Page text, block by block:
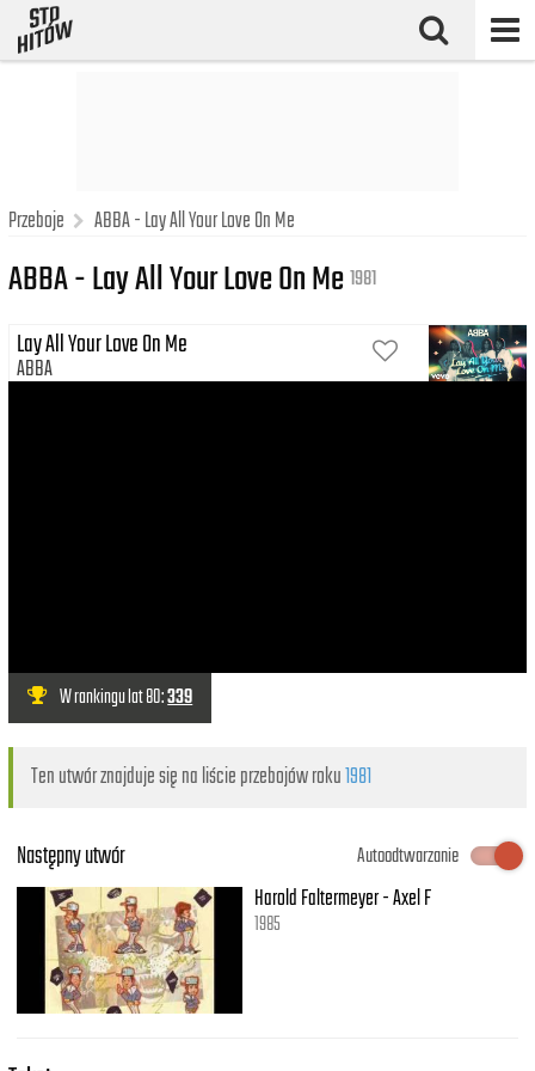
Przeboje ABBA - Lay All Your Love On Me
ABBA - Lay All Your Love On Me1981
Lay All Your Love On Me
ABBA
W rankingu lat 80:339
Ten utwór znajduje się na liście przebojów roku1981
Następny utwór
Autoodtwarzanie
Harold Faltermeyer - Axel F
1985